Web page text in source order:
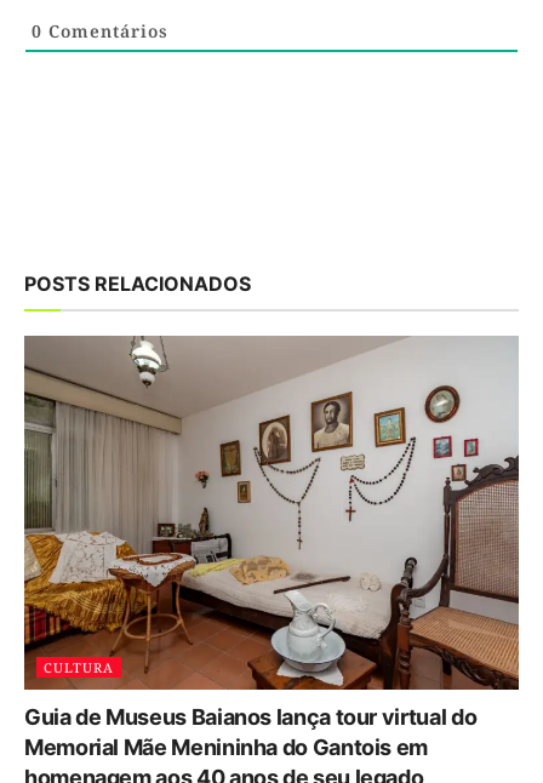
0 Comentários
POSTS RELACIONADOS
CULTURA
Guia de Museus Baianos lança tour virtual do
Memorial Mãe Menininha do Gantois em
homenagem aos 40 anos de seu legado